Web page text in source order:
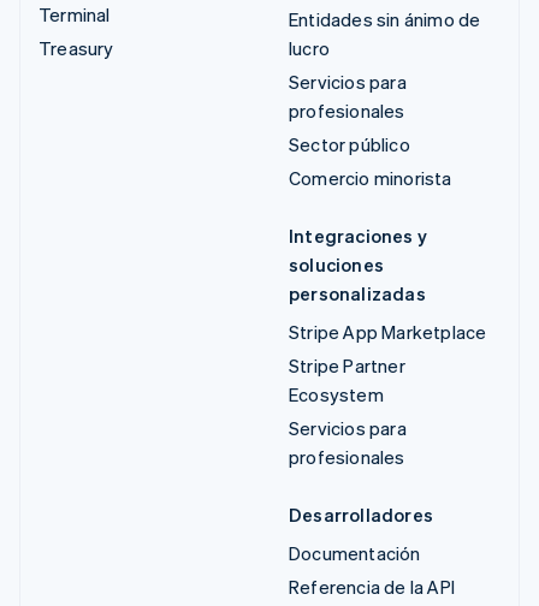
Terminal
Treasury
Entidades sin ánimo de
lucro
Servicios para
profesionales
Sector público
Comercio minorista
Integraciones y
soluciones
personalizadas
Stripe App Marketplace
Stripe Partner
Ecosystem
Servicios para
profesionales
Desarrolladores
Documentación
Referencia de la API